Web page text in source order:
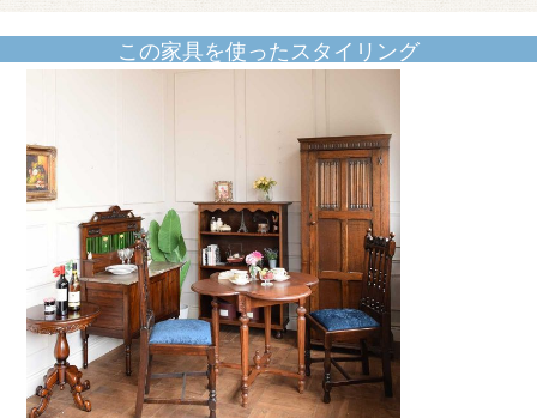
この家具を使ったスタイリング